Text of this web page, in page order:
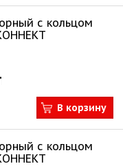
с кольцом
В корзину
с кольцом